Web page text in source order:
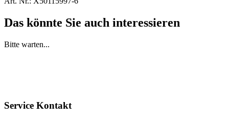
Das könnte Sie auch interessieren
Bitte warten...
Service Kontakt